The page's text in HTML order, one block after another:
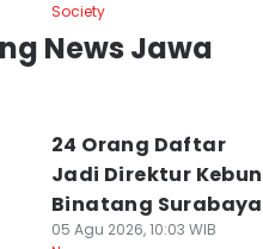
Society
News Jawa
24 Orang Daftar
Jadi Direktur Kebun
Binatang Surabaya
05 Agu 2026, 10:03 WIB